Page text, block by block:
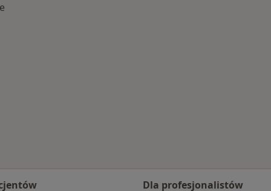
Dla profesjonalistów